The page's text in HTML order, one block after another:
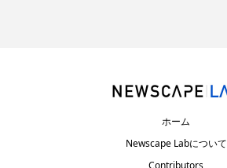
ホーム
Newscape Labについて
Contributors